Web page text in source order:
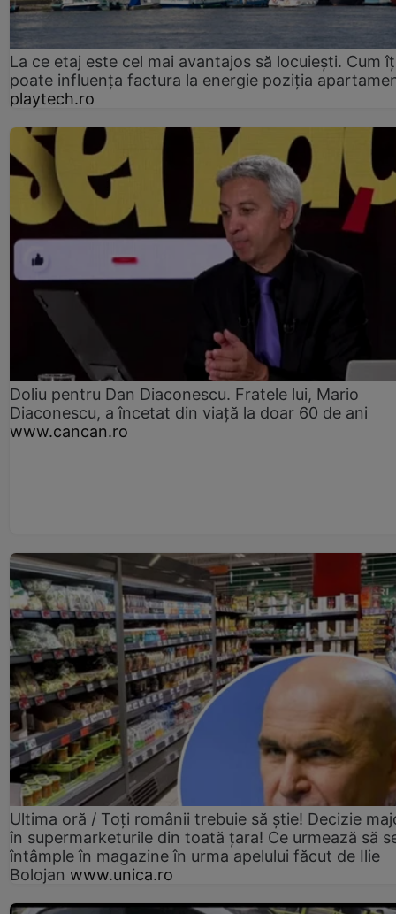
La ce etaj este cel mai avantajos să locuiești. Cum
poate influența factura la energie poziția
playtech.ro
Doliu pentru Dan Diaconescu. Fratele lui, Mario
Diaconescu, a încetat din viață la doar 60 de ani
www.cancan.ro
Ultima oră / Toți românii trebuie să știe! Decizie
în supermarketurile din toată țara! Ce urmează să
întâmple în magazine în urma apelului făcut de Ilie
Bolojan www.unica.ro